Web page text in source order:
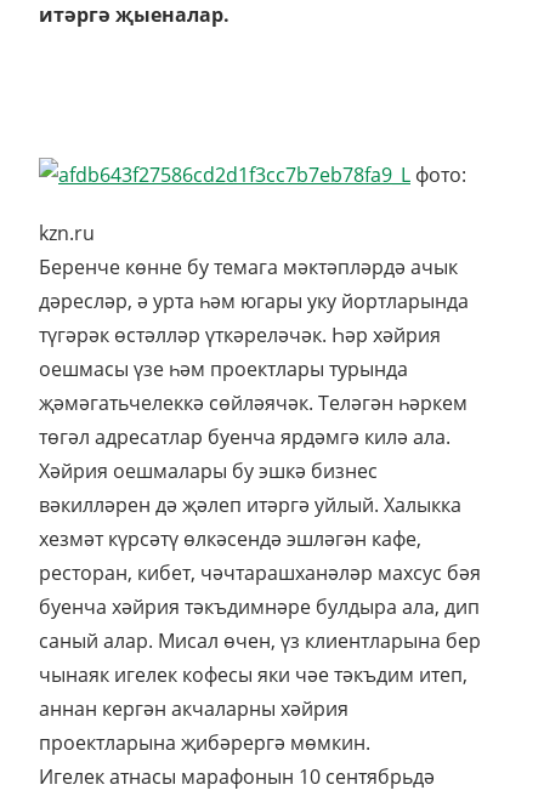
итәргә җыеналар.
фото:
kzn.ru
Беренче көнне бу темага мәктәпләрдә ачык
дәресләр, ә урта һәм югары уку йортларында
түгәрәк өстәлләр үткәреләчәк. Һәр хәйрия
оешмасы үзе һәм проектлары турында
җәмәгатьчелеккә сөйләячәк. Теләгән һәркем
төгәл адресатлар буенча ярдәмгә килә ала.
Хәйрия оешмалары бу эшкә бизнес
вәкилләрен дә җәлеп итәргә уйлый. Халыкка
хезмәт күрсәтү өлкәсендә эшләгән кафе,
ресторан, кибет, чәчтарашханәләр махсус бәя
буенча хәйрия тәкъдимнәре булдыра ала, дип
саный алар. Мисал өчен, үз клиентларына бер
чынаяк игелек кофесы яки чәе тәкъдим итеп,
аннан кергән акчаларны хәйрия
проектларына җибәрергә мөмкин.
Игелек атнасы марафонын 10 сентябрьдә